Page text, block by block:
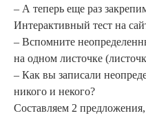
– А теперь еще раз
Интерактивный тест на
– Вспомните
на одном листочке
– Как вы записали
никого и некого?
Составляем 2